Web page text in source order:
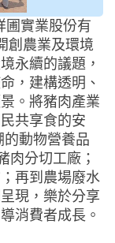
圃實業股份有
創農業及環境
永續的議題，
，建構透明、
。將豬肉產業
共享食的安
動物營養品
肉分切工廠；
再到農場廢水
現，樂於分享
消費者成長。